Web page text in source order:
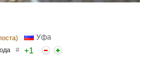
Уфа
# +1